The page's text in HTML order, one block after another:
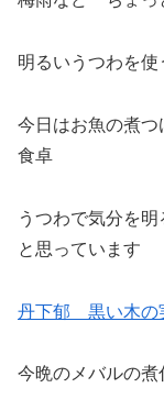
明るいうつわを
今日はお魚の煮
食卓
うつわで気分を
と思っています
丹下郁 黒い木の
今晩のメバルの煮